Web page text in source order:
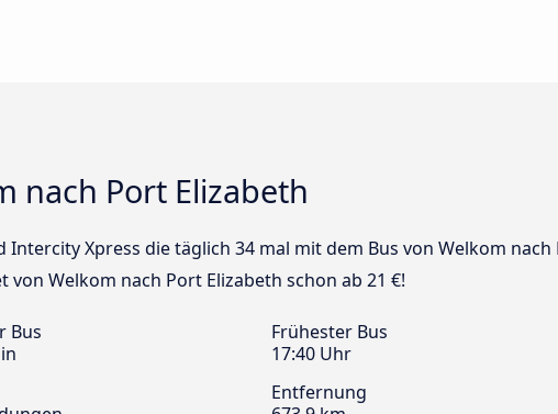
nach Port Elizabeth
Xpress die täglich 34 mal mit dem Bus von Welkom nach
Welkom nach Port Elizabeth schon ab 21 €!
Bus
Frühester Bus
17:40 Uhr
Entfernung